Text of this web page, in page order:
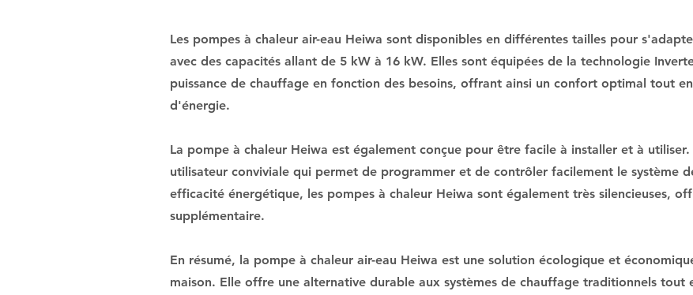
Les pompes à chaleur air-eau Heiwa sont disponibles en différentes tailles pour
avec des capacités allant de 5 kW à 16 kW. Elles sont équipées de la technologie
puissance de chauffage en fonction des besoins, offrant ainsi un confort optimal tout
d'énergie.
La pompe à chaleur Heiwa est également conçue pour être facile à installer et à
utilisateur conviviale qui permet de programmer et de contrôler facilement le système
efficacité énergétique, les pompes à chaleur Heiwa sont également très silencieuses,
supplémentaire.
En résumé, la pompe à chaleur air-eau Heiwa est une solution écologique et
maison. Elle offre une alternative durable aux systèmes de chauffage traditionnels tout